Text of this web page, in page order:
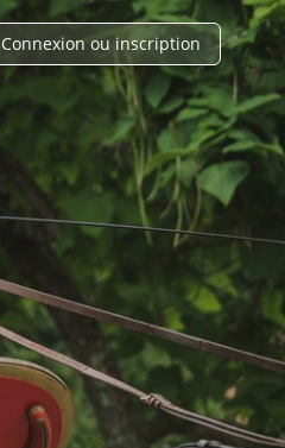
Connexion ou inscription